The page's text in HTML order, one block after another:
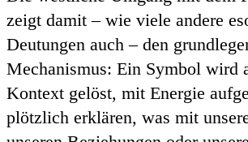
zeigt damit – wie viele andere
Deutungen auch – den
Mechanismus: Ein Symbol wird
Kontext gelöst, mit Energie
plötzlich erklären, was mit